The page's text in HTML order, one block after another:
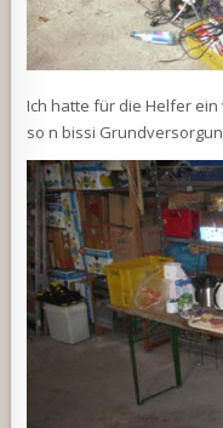
Ich hatte für die Helfer
so n bissi